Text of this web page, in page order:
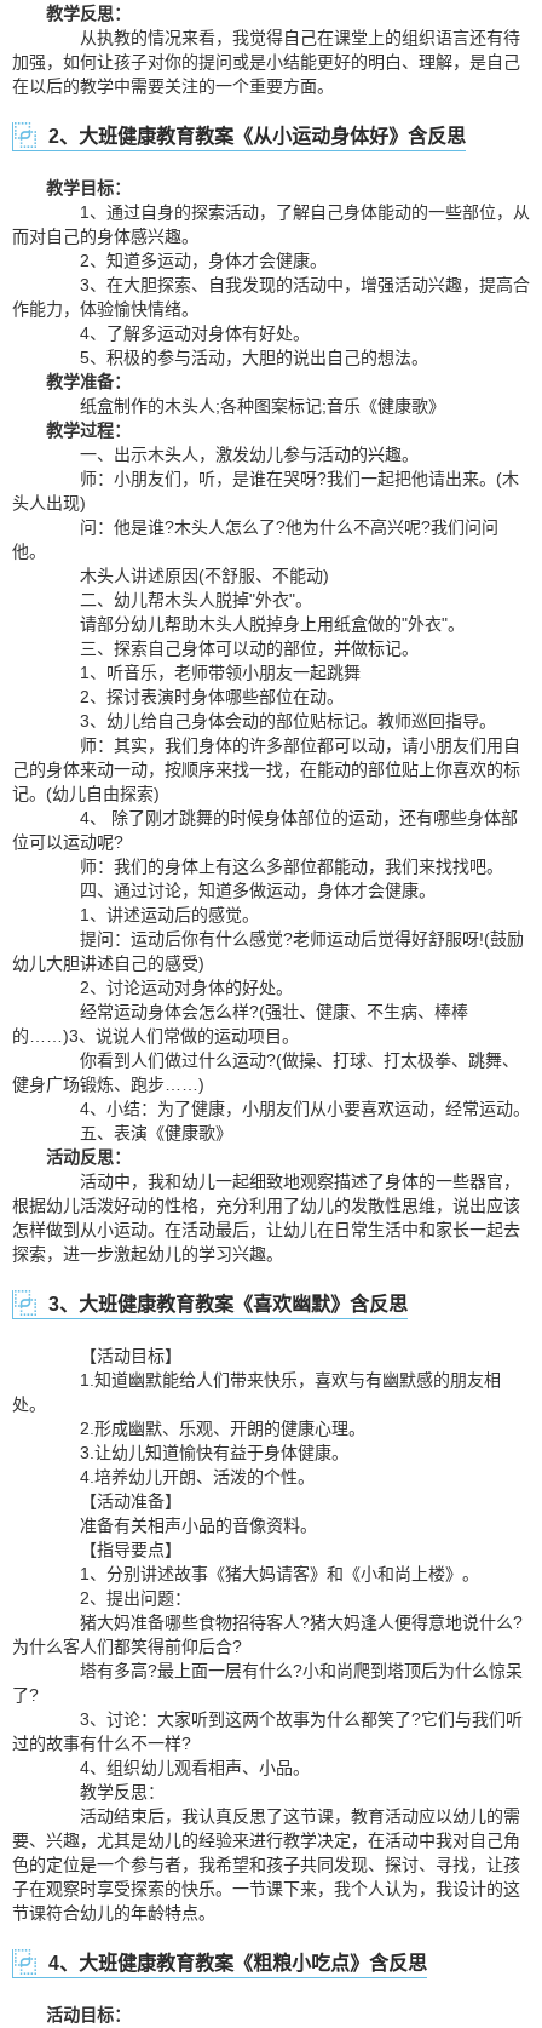
教学反思：
从执教的情况来看，我觉得自己在课堂上的组织语言还有待
加强，如何让孩子对你的提问或是小结能更好的明白、理解，是自己
在以后的教学中需要关注的一个重要方面。
2、大班健康教育教案《从小运动身体好》含反思
教学目标：
1、通过自身的探索活动，了解自己身体能动的一些部位，从
而对自己的身体感兴趣。
2、知道多运动，身体才会健康。
3、在大胆探索、自我发现的活动中，增强活动兴趣，提高合
作能力，体验愉快情绪。
4、了解多运动对身体有好处。
5、积极的参与活动，大胆的说出自己的想法。
教学准备：
纸盒制作的木头人;各种图案标记;音乐《健康歌》
教学过程：
一、出示木头人，激发幼儿参与活动的兴趣。
师：小朋友们，听，是谁在哭呀?我们一起把他请出来。(木
头人出现)
问：他是谁?木头人怎么了?他为什么不高兴呢?我们问问
他。
木头人讲述原因(不舒服、不能动)
二、幼儿帮木头人脱掉"外衣"。
请部分幼儿帮助木头人脱掉身上用纸盒做的"外衣"。
三、探索自己身体可以动的部位，并做标记。
1、听音乐，老师带领小朋友一起跳舞
2、探讨表演时身体哪些部位在动。
3、幼儿给自己身体会动的部位贴标记。教师巡回指导。
师：其实，我们身体的许多部位都可以动，请小朋友们用自
己的身体来动一动，按顺序来找一找，在能动的部位贴上你喜欢的标
记。(幼儿自由探索)
4、 除了刚才跳舞的时候身体部位的运动，还有哪些身体部
位可以运动呢?
师：我们的身体上有这么多部位都能动，我们来找找吧。
四、通过讨论，知道多做运动，身体才会健康。
1、讲述运动后的感觉。
提问：运动后你有什么感觉?老师运动后觉得好舒服呀!(鼓励
幼儿大胆讲述自己的感受)
2、讨论运动对身体的好处。
经常运动身体会怎么样?(强壮、健康、不生病、棒棒
的……)3、说说人们常做的运动项目。
你看到人们做过什么运动?(做操、打球、打太极拳、跳舞、
健身广场锻炼、跑步……)
4、小结：为了健康，小朋友们从小要喜欢运动，经常运动。
五、表演《健康歌》
活动反思：
活动中，我和幼儿一起细致地观察描述了身体的一些器官，
根据幼儿活泼好动的性格，充分利用了幼儿的发散性思维，说出应该
怎样做到从小运动。在活动最后，让幼儿在日常生活中和家长一起去
探索，进一步激起幼儿的学习兴趣。
3、大班健康教育教案《喜欢幽默》含反思
【活动目标】
1.知道幽默能给人们带来快乐，喜欢与有幽默感的朋友相
处。
2.形成幽默、乐观、开朗的健康心理。
3.让幼儿知道愉快有益于身体健康。
4.培养幼儿开朗、活泼的个性。
【活动准备】
准备有关相声小品的音像资料。
【指导要点】
1、分别讲述故事《猪大妈请客》和《小和尚上楼》。
2、提出问题：
猪大妈准备哪些食物招待客人?猪大妈逢人便得意地说什么?
为什么客人们都笑得前仰后合?
塔有多高?最上面一层有什么?小和尚爬到塔顶后为什么惊呆
了?
3、讨论：大家听到这两个故事为什么都笑了?它们与我们听
过的故事有什么不一样?
4、组织幼儿观看相声、小品。
教学反思：
活动结束后，我认真反思了这节课，教育活动应以幼儿的需
要、兴趣，尤其是幼儿的经验来进行教学决定，在活动中我对自己角
色的定位是一个参与者，我希望和孩子共同发现、探讨、寻找，让孩
子在观察时享受探索的快乐。一节课下来，我个人认为，我设计的这
节课符合幼儿的年龄特点。
4、大班健康教育教案《粗粮小吃点》含反思
活动目标：